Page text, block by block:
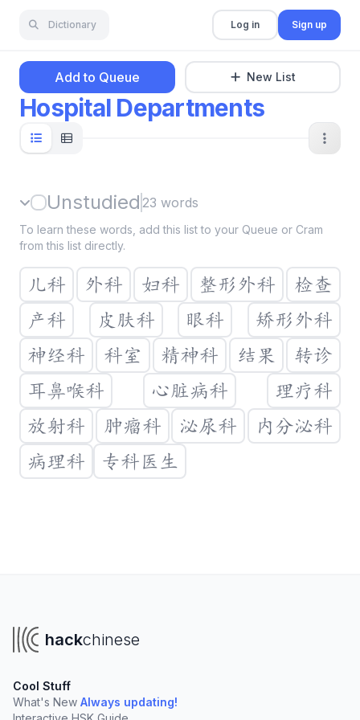
Dictionary Log in Sign up
Hospital Departments
Add to Queue New List
Unstudied 23 words
To learn these words, add this list to your Queue or Cram
from this list directly.
儿科 外科 妇科 整形外科
检查
产科
皮肤科 眼科
矫形外科
神经科
科室 精神科 结果
转诊
耳鼻喉科
心脏病科
理疗科
放射科
肿瘤科 泌尿科
内分泌科
病理科
专科医生
Create lists to organize vocabulary from:
Your online tutor
hackchinese
Cool Stuff
What's New Always updating!